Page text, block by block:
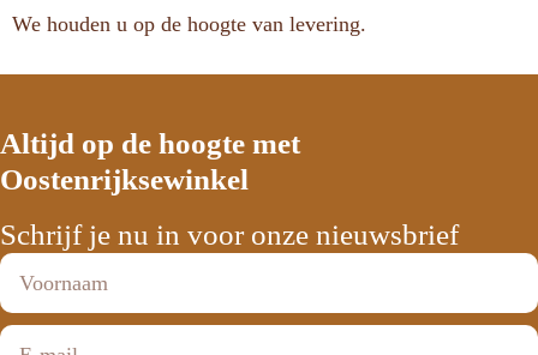
We houden u op de hoogte van levering.
Altijd op de hoogte met
Oostenrijksewinkel
Schrijf je nu in voor onze nieuwsbrief